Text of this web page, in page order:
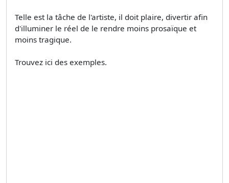
Telle est la tâche de l'artiste, il doit plaire, divertir afin
d'illuminer le réel de le rendre moins prosaïque et
moins tragique.
Trouvez ici des exemples.